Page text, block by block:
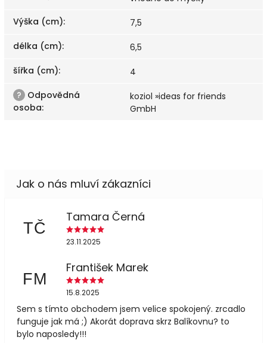
Výška (cm):
7,5
délka (cm):
6,5
šířka (cm):
4
? Odpovědná
osoba:
koziol »ideas for friends
GmbH
TČ
Tamara Černá
23.11.2025
FM
František Marek
15.8.2025
Sem s tímto obchodem jsem velice spokojený. zrcadlo
funguje jak má ;) Akorát doprava skrz Balíkovnu? to
bylo naposledy!!!